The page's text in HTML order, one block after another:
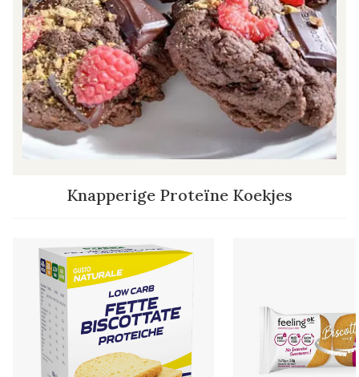
Knapperige Proteïne Koekjes